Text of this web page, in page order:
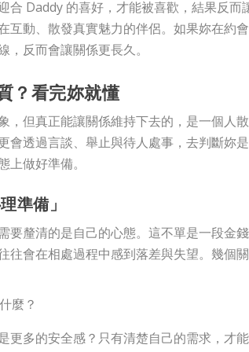
合 Daddy 的喜好，才能被喜歡，結果反
互動、散發真實魅力的伴侶。如果妳在約
，反而會讓關係更長久。
？看完妳就懂
，但真正能讓關係維持下去的，是一個人
會透過言談、舉止與待人處事，去判斷妳
上做好準備。
準備」
要釐清的是自己的心態。這不單是一段金
往會在相處過程中感到落差與失望。幾個
麼？
更多的安全感？只有清楚自己的需求，才能